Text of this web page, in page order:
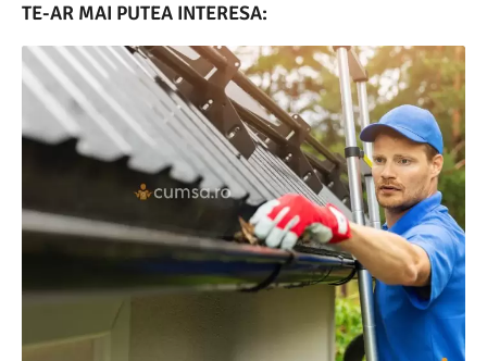
TE-AR MAI PUTEA INTERESA: